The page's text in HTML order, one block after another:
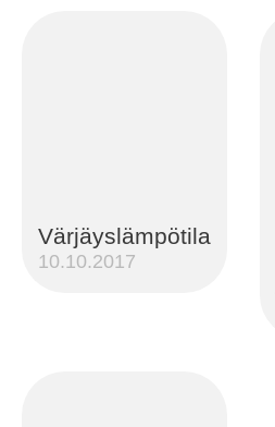
Värjäyslämpötila
10.10.2017